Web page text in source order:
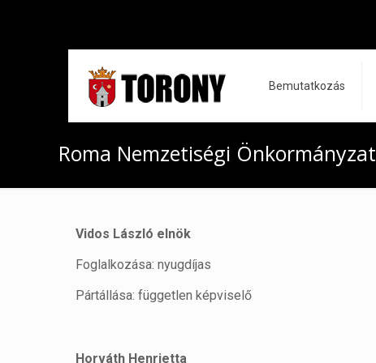
Bemutatkozás
Roma Nemzetiségi Önkormányzat
Vidos László elnök
Foglalkozása: nyugdíjas
Pártállása: független képviselő
Horváth Henrietta